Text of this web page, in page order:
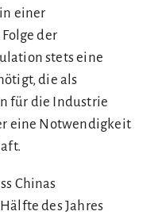
einer
der
stets eine
die als
für die Industrie
eine Notwendigkeit
Chinas
des Jahres